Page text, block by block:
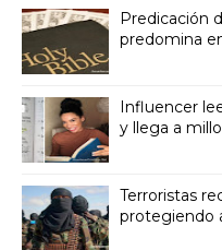
Predicación
predomina
Influencer
y llega a
Terroristas
protegiendo